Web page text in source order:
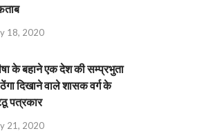
18, 2020
के बहाने एक देश की सम्प्रभुता
दिखाने वाले शासक वर्ग के
पत्रकार
21, 2020